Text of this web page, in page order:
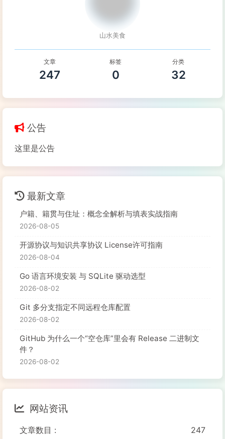
山水美食
文章
247
标签
0
分类
32
公告
这里是公告
最新文章
户籍、籍贯与住址：概念全解析与填表实战指南
2026-08-05
开源协议与知识共享协议 License许可指南
2026-08-04
Go 语言环境安装 与 SQLite 驱动选型
2026-08-02
Git 多分支指定不同远程仓库配置
2026-08-02
GitHub 为什么一个“空仓库”里会有 Release 二进制文
件？
2026-08-02
网站资讯
文章数目 : 247